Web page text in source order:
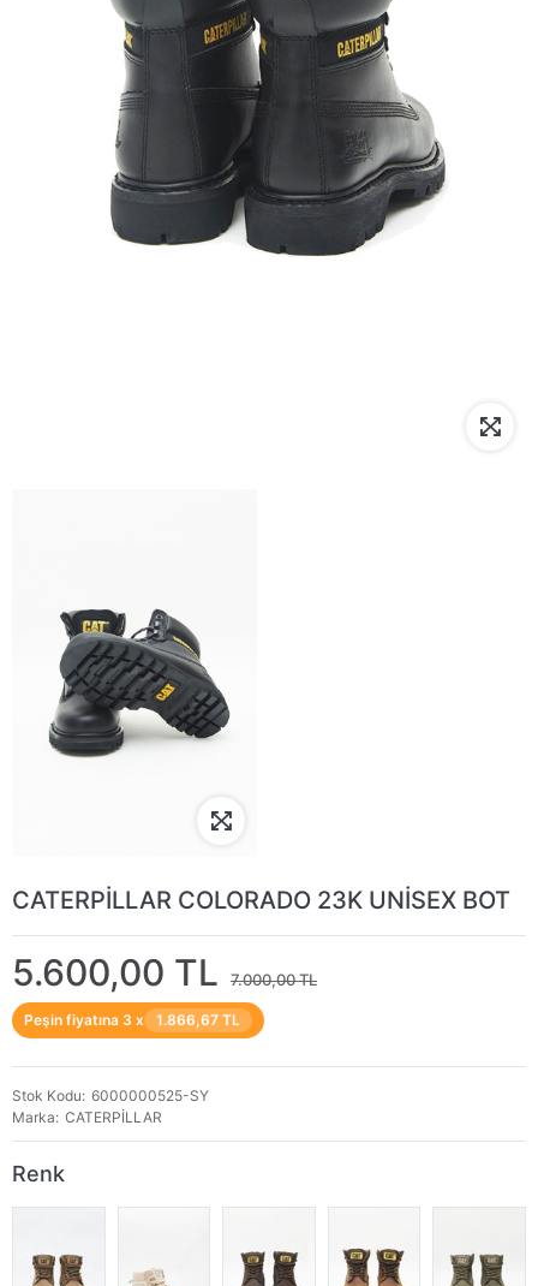
CATERPİLLAR COLORADO 23K UNİSEX BOT
5.600,00 TL 7.000,00 TL
Peşin fiyatına 3 x 1.866,67 TL
Stok Kodu 6000000525-SY
Marka CATERPİLLAR
Renk